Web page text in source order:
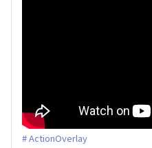
ActionOverlay